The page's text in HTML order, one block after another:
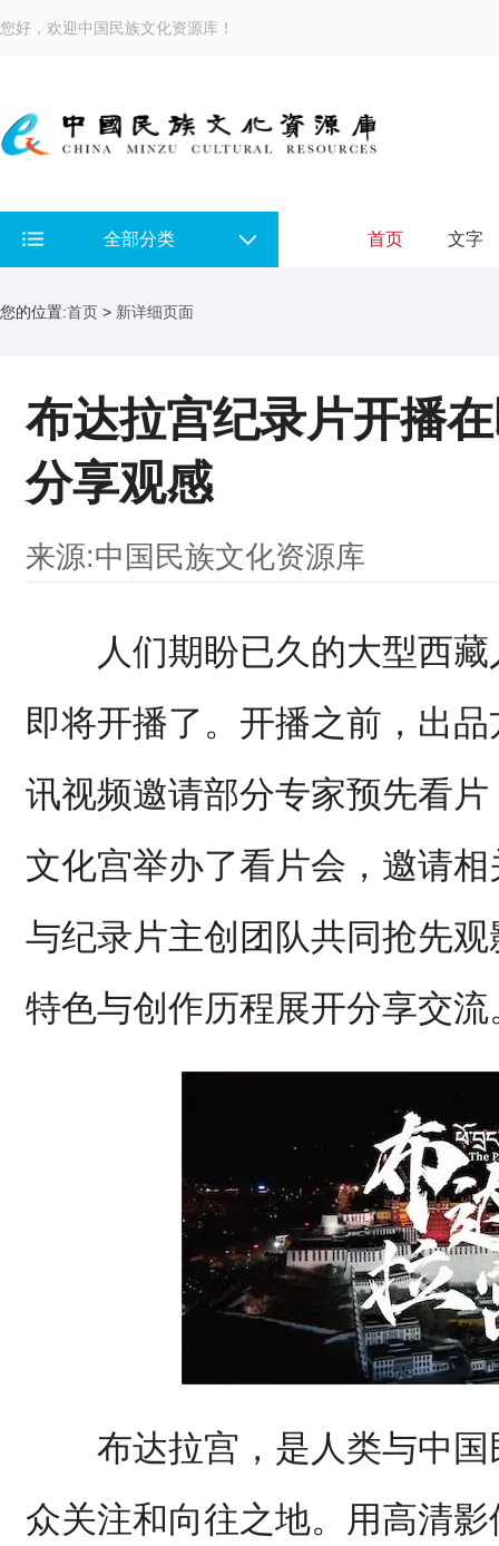
您好，欢迎中国民族文化资源库！
全部分类 首页 文字
您的位置:首页 > 新详细页面
布达拉宫纪录片开播
分享观感
来源:中国民族文化资源库
人们期盼已久的大型西藏
即将开播了。开播之前，出
讯视频邀请部分专家预先看
文化宫举办了看片会，邀请
与纪录片主创团队共同抢先
特色与创作历程展开分享交流
布达拉宫，是人类与中国
众关注和向往之地。用高清